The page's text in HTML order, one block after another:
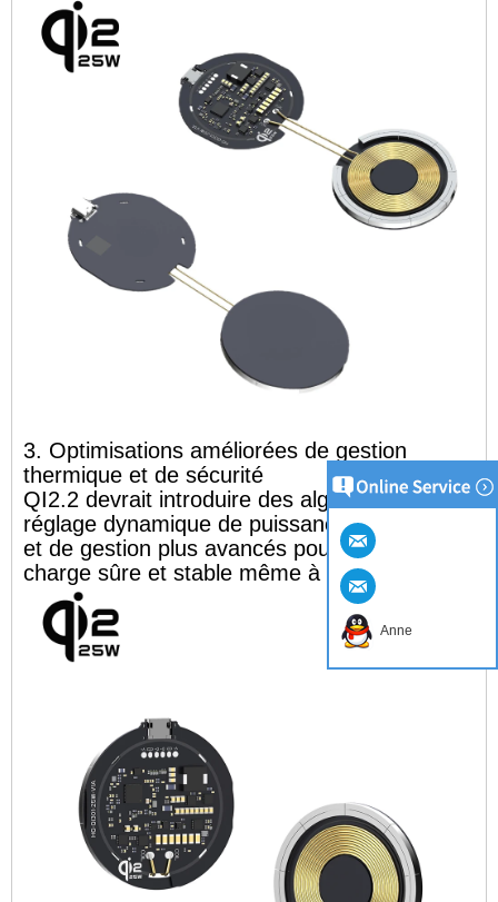
3. Optimisations améliorées de gestion
thermique et de sécurité
QI2.2 devrait introduire des algorithmes de
réglage dynamique de puissance dynamique
et de gestion plus avancés pour assurer une
charge sûre et stable même à 25 W.
Anne